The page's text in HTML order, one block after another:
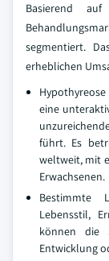
Basierend
segmentiert.
erheblichen
eine
führt. Es
weltweit, mit
Erwachsenen.
Bestimmte
Lebensstil,
können die
Entwicklung